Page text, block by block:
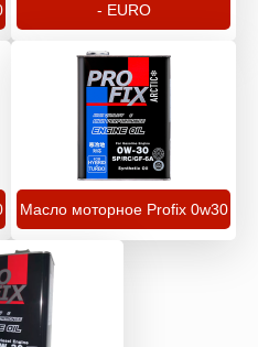
- EURO
Масло моторное Profix 0w30